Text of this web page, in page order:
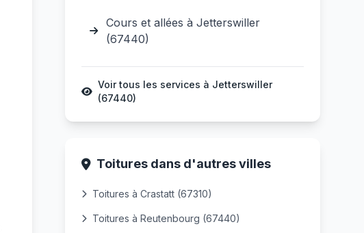
Cours et allées à Jetterswiller
(67440)
Voir tous les services à Jetterswiller
(67440)
Toitures dans d'autres villes
Toitures à Crastatt (67310)
Toitures à Reutenbourg (67440)